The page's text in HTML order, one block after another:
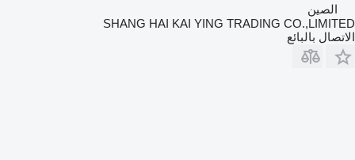
الصين
SHANG HAI KAI YING TRADING CO.,LIMITED
الاتصال بالبائع